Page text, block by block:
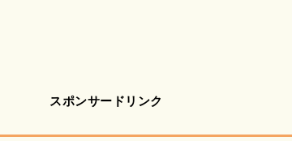
スポンサードリンク